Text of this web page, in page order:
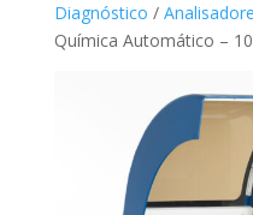
Diagnóstico /
Química Automático –